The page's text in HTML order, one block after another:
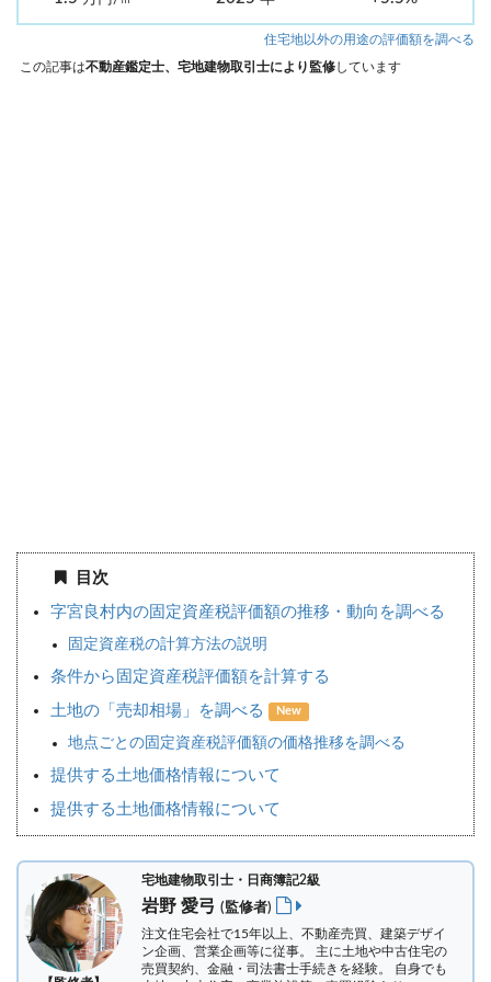
住宅地以外の用途の評価額を調べる
この記事は不動産鑑定士、宅地建物取引士により監修しています
目次
字宮良村内の固定資産税評価額の推移・動向を調べる
固定資産税の計算方法の説明
条件から固定資産税評価額を計算する
土地の「売却相場」を調べる New
地点ごとの固定資産税評価額の価格推移を調べる
提供する土地価格情報について
提供する土地価格情報について
宅地建物取引士・日商簿記2級
岩野 愛弓 (監修者)
注文住宅会社で15年以上、不動産売買、建築デザイ
ン企画、営業企画等に従事。 主に土地や中古住宅の
売買契約、金融・司法書士手続きを経験。 自身でも